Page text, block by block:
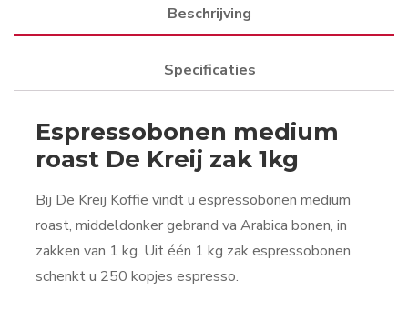
Beschrijving
Specificaties
Espressobonen medium
roast De Kreij zak 1kg
Bij De Kreij Koffie vindt u espressobonen medium
roast, middeldonker gebrand va Arabica bonen, in
zakken van 1 kg. Uit één 1 kg zak espressobonen
schenkt u 250 kopjes espresso.